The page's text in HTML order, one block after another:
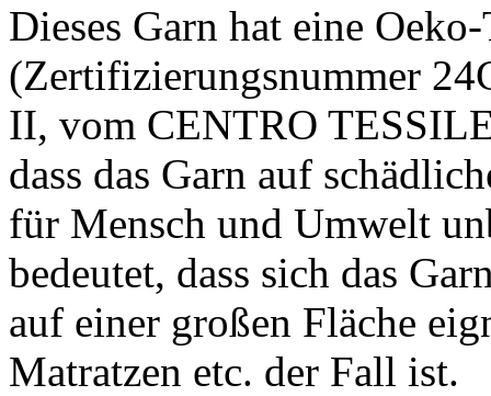
Dieses Garn hat eine
(Zertifizierungsnummer
II, vom CENTRO
dass das Garn auf
für Mensch und Umwelt
bedeutet, dass sich das
auf einer großen Fläche
Matratzen etc. der Fall ist.